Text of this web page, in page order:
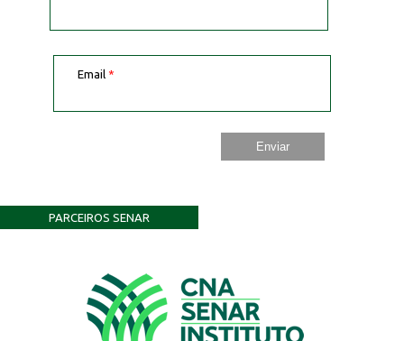
Email *
PARCEIROS SENAR